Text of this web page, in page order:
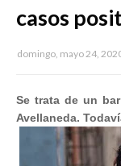
casos
domingo, mayo 24,
Se trata de un
Avellaneda.